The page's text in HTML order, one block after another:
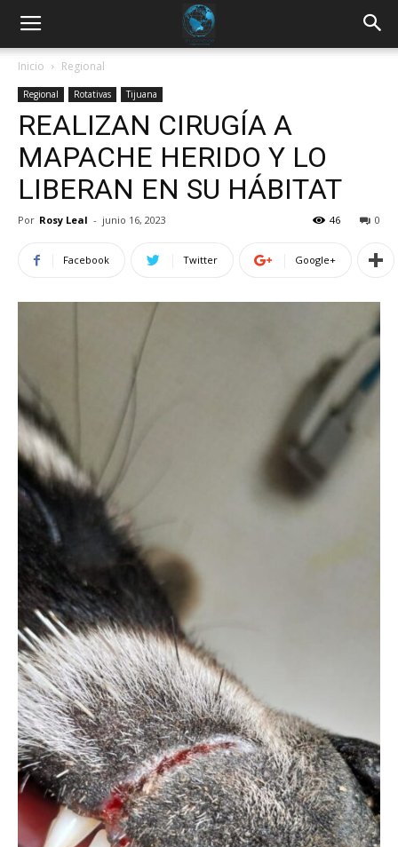
Inicio Regional
Regional Rotativas Tijuana
REALIZAN CIRUGÍA A
MAPACHE HERIDO Y LO
LIBERAN EN SU HÁBITAT
Por Rosy Leal - junio 16, 2023 0
46
Facebook Twitter Google+